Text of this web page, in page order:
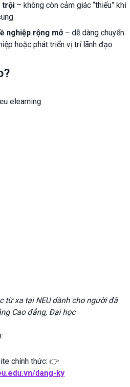
trội – không còn cảm giác “thiếu” khi
nghiệp rộng mở– dễ dàng chuyển
hoặc phát triển vị trí lãnh đạo
từ xa tại NEU dành cho người đã
Cao đẳng, Đại học
chính thức: 👉
dang-ky